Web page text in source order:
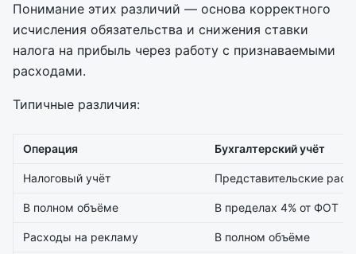
Понимание этих различий — основа корректного
исчисления обязательства и снижения ставки
налога на прибыль через работу с признаваемыми
расходами.
Типичные различия:
Операция Бухгалтерский учёт
Налоговый учёт Представительские
В полном объёме В пределах 4% от ФОТ
Расходы на рекламу В полном объёме